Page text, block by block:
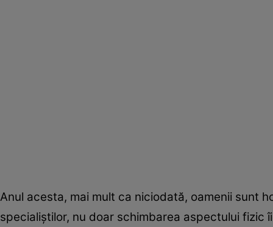
Anul acesta, mai mult ca niciodată, oamenii sunt
specialiştilor, nu doar schimbarea aspectului fizic